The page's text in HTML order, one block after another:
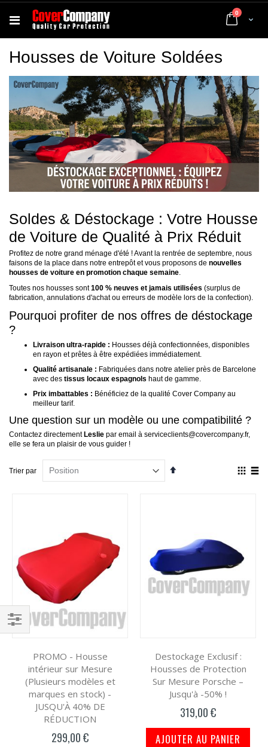
Cart
0 articles
Housses de Voiture Soldées
Soldes & Déstockage : Votre Housse
de Voiture de Qualité à Prix Réduit
Profitez de notre grand ménage d'été ! Avant la rentrée de septembre, nous
faisons de la place dans notre entrepôt et vous proposons de nouvelles
housses de voiture en promotion chaque semaine
Toutes nos housses sont100 % neuves et jamais utilisées (surplus de
fabrication, annulations d'achat ou erreurs de modèle lors de la confection).
Pourquoi profiter de nos offres de déstockage
?
Livraison ultra-rapide : Housses déjà confectionnées, disponibles
en rayon et prêtes à être expédiées immédiatement.
Qualité artisanale : Fabriquées dans notre atelier près de Barcelone
avec des tissus locaux espagnols haut de gamme.
Prix imbattables : Bénéficiez de la qualité Cover Company au
meilleur tarif.
Une question sur un modèle ou une compatibilité ?
Contactez directementLeslie par email à serviceclients@covercompany.fr,
elle se fera un plaisir de vous guider !
Trier par
en
PROMO - Housse
intérieur sur Mesure
(Plusieurs modèles et
marques en stock) -
JUSQU'À 40% DE
RÉDUCTION
299,00 €
Destockage Exclusif :
Housses de Protection
Sur Mesure Porsche –
Jusqu'à -50% !
319,00 €
AJOUTER AU PANIER
Filtrer